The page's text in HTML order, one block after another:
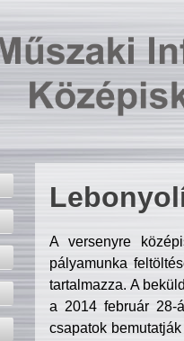
A versenyre
pályamunka
tartalmazza. A
a 2014 február 28-
csapatok